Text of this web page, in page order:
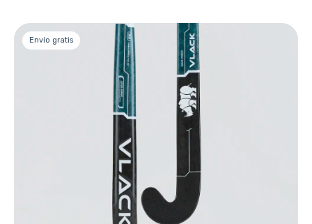
Envío gratis